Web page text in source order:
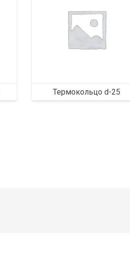
Термокольцо d-25